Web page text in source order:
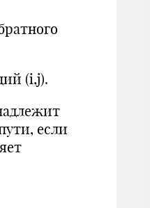
(i,j).
если